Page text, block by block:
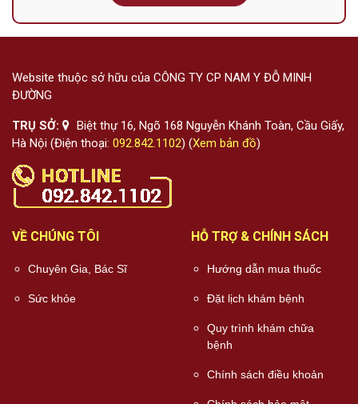
Website thuộc sở hữu của CÔNG TY CP NAM Y ĐỖ MINH
ĐƯỜNG
TRỤ SỞ:
Biệt thự 16, Ngõ 168 Nguyễn Khánh Toàn, Cầu Giấy,
Hà Nội (Điện thoại: 092.842.1102) (Xem bản đồ)
VỀ CHÚNG TÔI
Chuyên Gia, Bác Sĩ
Sức khỏe
HỖ TRỢ & CHÍNH SÁCH
Hướng dẫn mua thuốc
Đặt lịch khám bệnh
Quy trình khám chữa
bệnh
Chính sách điều khoản